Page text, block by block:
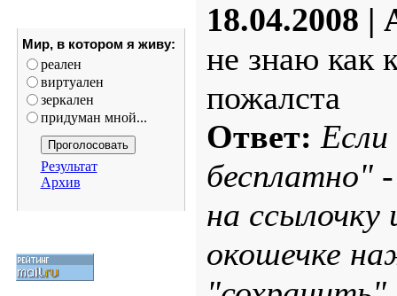
Мир, в котором я живу:
реален
виртуален
зеркален
придуман мной...
Результат
Архив
18.04.2008 |
не знаю как
пожалста
Ответ:
бесплатно"
на
окошечке